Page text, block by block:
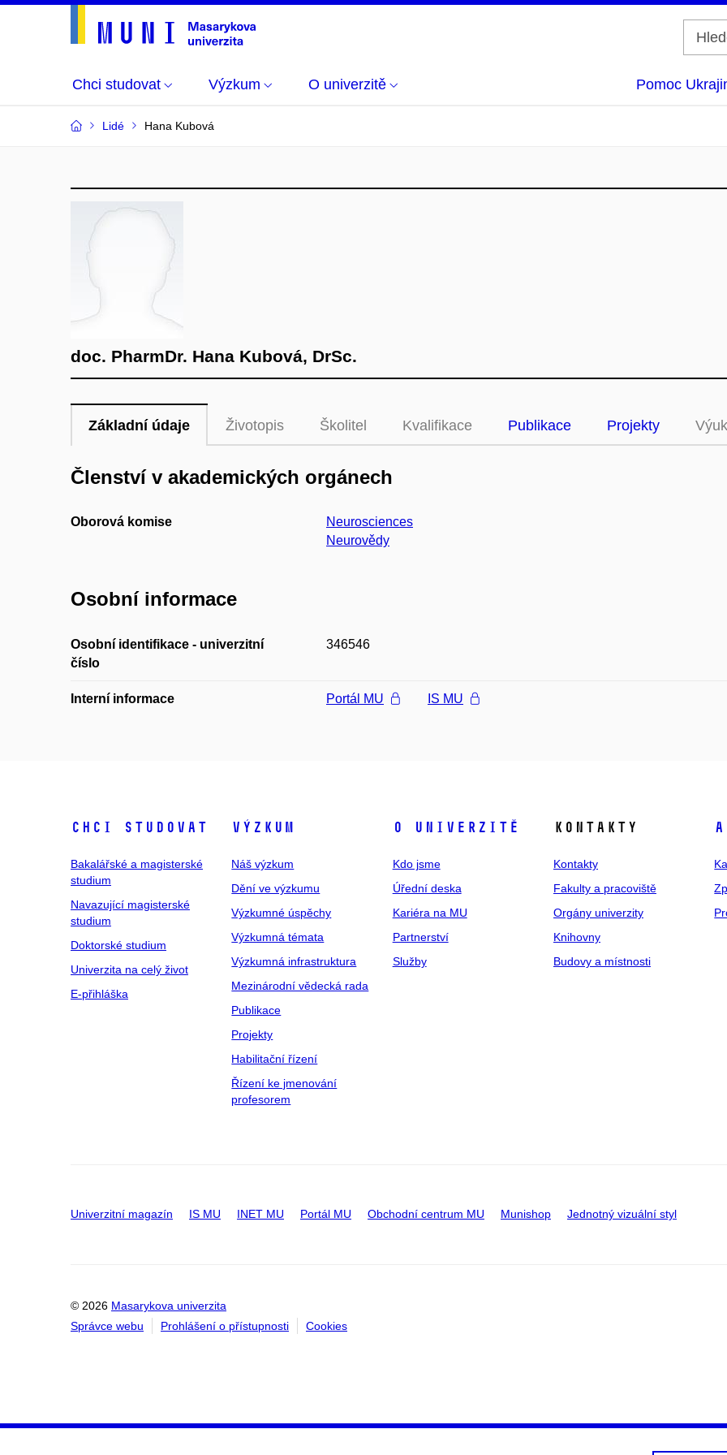
Chci studovat Výzkum O univerzitě Pomoc
Lidé Hana Kubová
doc. PharmDr. Hana Kubová, DrSc.
Základní údaje Životopis Školitel Kvalifikace Publikace Projekty
Členství v akademických orgánech
Oborová komise
Neurosciences
Neurovědy
Osobní informace
Osobní identifikace - univerzitní
číslo
346546
Interní informace Portál MU IS MU
Chci studovat
Bakalářské a magisterské
studium
Navazující magisterské
studium
Doktorské studium
Univerzita na celý život
E-přihláška
Výzkum
Náš výzkum
Dění ve výzkumu
Výzkumné úspěchy
Výzkumná témata
Výzkumná infrastruktura
Mezinárodní vědecká rada
Publikace
Projekty
Habilitační řízení
Řízení ke jmenování
profesorem
O univerzitě
Kdo jsme
Úřední deska
Kariéra na MU
Partnerství
Služby
Kontakty
Kontakty
Fakulty a pracoviště
Orgány univerzity
Knihovny
Budovy a místnosti
Univerzitní magazín IS MU INET MU Portál MU Obchodní centrum MU Munishop Jednotný vizuální styl
© 2026 Masarykova univerzita
Správce webu
Prohlášení o přístupnosti Cookies